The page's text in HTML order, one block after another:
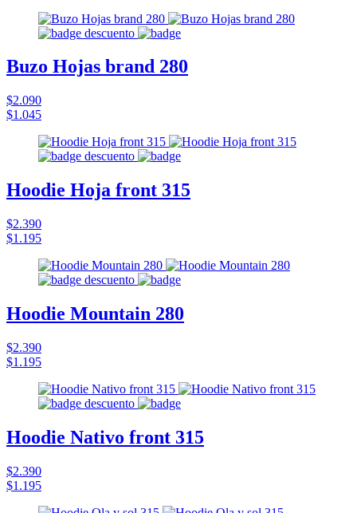
Buzo Hojas brand 280
$2.090
$1.045
Hoodie Hoja front 315
$2.390
$1.195
Hoodie Mountain 280
$2.390
$1.195
Hoodie Nativo front 315
$2.390
$1.195